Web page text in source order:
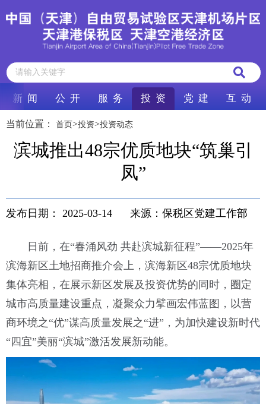
新 闻 公 开 服 务 投 资 党 建 互 动
当前位置： 首页>投资>投资动态
滨城推出48宗优质地块“筑巢引
凤”
发布日期： 2025-03-14 来源：保税区党建工作部
日前，在“春涌风劲 共赴滨城新征程”——2025年
滨海新区土地招商推介会上，滨海新区48宗优质地块
集体亮相，在展示新区发展及投资优势的同时，圈定
城市高质量建设重点，凝聚众力擘画宏伟蓝图，以营
商环境之“优”谋高质量发展之“进”，为加快建设新时代
“四宜”美丽“滨城”激活发展新动能。